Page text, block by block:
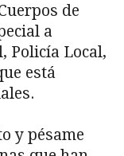
de
a
Policía Local,
está
y pésame